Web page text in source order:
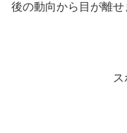
後の動向から目が離せ